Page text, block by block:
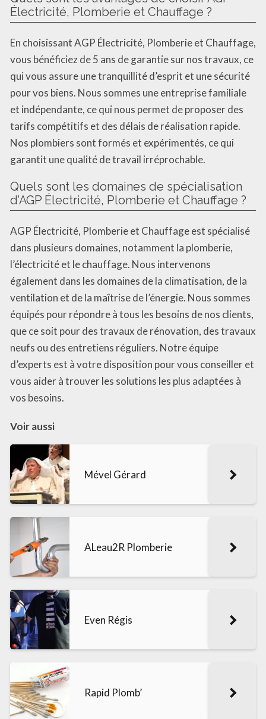
Électricité, Plomberie et Chauffage ?
En choisissant AGP Électricité, Plomberie et Chauffage,
vous bénéficiez de 5 ans de garantie sur nos travaux, ce
qui vous assure une tranquillité d’esprit et une sécurité
pour vos biens. Nous sommes une entreprise familiale
et indépendante, ce qui nous permet de proposer des
tarifs compétitifs et des délais de réalisation rapide.
Nos plombiers sont formés et expérimentés, ce qui
garantit une qualité de travail irréprochable.
Quels sont les domaines de spécialisation
d’AGP Électricité, Plomberie et Chauffage ?
AGP Électricité, Plomberie et Chauffage est spécialisé
dans plusieurs domaines, notamment la plomberie,
l’électricité et le chauffage. Nous intervenons
également dans les domaines de la climatisation, de la
ventilation et de la maîtrise de l’énergie. Nous sommes
équipés pour répondre à tous les besoins de nos clients,
que ce soit pour des travaux de rénovation, des travaux
neufs ou des entretiens réguliers. Notre équipe
d’experts est à votre disposition pour vous conseiller et
vous aider à trouver les solutions les plus adaptées à
vos besoins.
Voir aussi
Mével Gérard
ALeau2R Plomberie
Even Régis
Rapid Plomb’